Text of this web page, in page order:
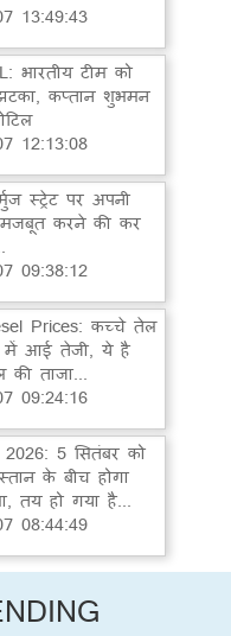
13:49:43
भारतीय टीम को
कप्तान शुभमन
12:13:08
स्ट्रेट पर अपनी
करने की कर
09:38:12
Prices: कच्चे तेल
में आई तेजी, ये है
की ताजा...
09:24:16
5 सितंबर को
के बीच होगा
तय हो गया है...
08:44:49